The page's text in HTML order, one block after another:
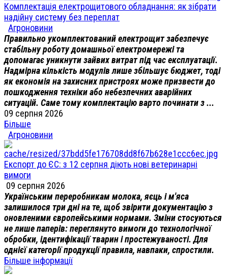
Комплектація електрощитового обладнання: як зібрати
надійну систему без переплат
Агроновини
Правильно укомплектований електрощит забезпечує
стабільну роботу домашньої електромережі та
допомагає уникнути зайвих витрат під час експлуатації.
Надмірна кількість модулів лише збільшує бюджет, тоді
як економія на захисних пристроях може призвести до
пошкодження техніки або небезпечних аварійних
ситуацій. Саме тому комплектацію варто починати з ...
09 серпня 2026
Більше
Агроновини
Експорт до ЄС: з 12 серпня діють нові ветеринарні
вимоги
09 серпня 2026
Українським переробникам молока, яєць і м'яса
залишилося три дні на те, щоб звірити документацію з
оновленими європейськими нормами. Зміни стосуються
не лише паперів: переглянуто вимоги до технологічної
обробки, ідентифікації тварин і простежуваності. Для
однієї категорії продукції правила, навпаки, спростили.
Більше інформації